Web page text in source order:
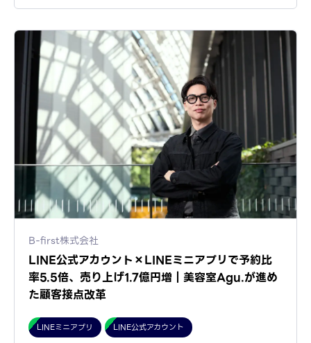
B-first株式会社
LINE公式アカウント×LINEミニアプリで予約比
率5.5倍、売り上げ1.7億円増｜美容室Agu.が進め
た顧客接点改革
LINEミニアプリ LINE公式アカウント